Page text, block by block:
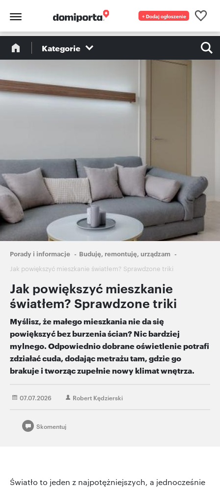
+ Dodaj ogłoszenie
Kategorie
Ścieżka
nawigacyjna
Porady i informacje
Buduję, remontuję, urządzam
Jak powiększyć mieszkanie światłem? Sprawdzone triki
Jak powiększyć mieszkanie
światłem? Sprawdzone triki
Myślisz, że małego mieszkania nie da się
powiększyć bez burzenia ścian? Nic bardziej
mylnego. Odpowiednio dobrane oświetlenie potrafi
zdziałać cuda, dodając metrażu tam, gdzie go
brakuje i tworząc zupełnie nowy klimat wnętrza.
07.07.2026 Robert Kędzierski
Skomentuj
Światło to jeden z najpotężniejszych, a jednocześnie